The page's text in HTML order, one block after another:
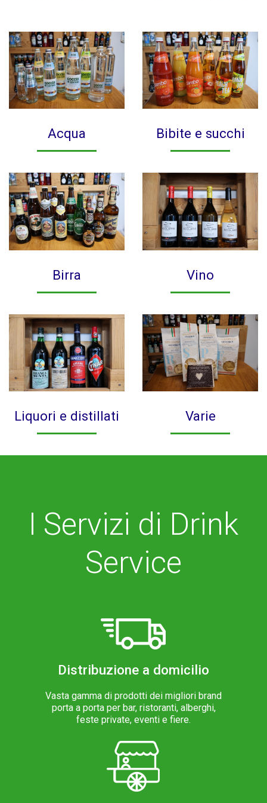
Acqua Bibite e succhi
Birra Vino
Liquori e distillati Varie
I Servizi di Drink
Service
Distribuzione a domicilio
Vasta gamma di prodotti dei migliori brand
porta a porta per bar, ristoranti, alberghi,
feste private, eventi e fiere.